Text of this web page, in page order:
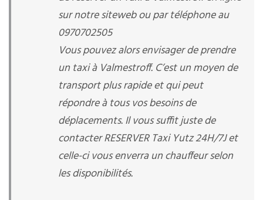
sur notre siteweb ou par téléphone au
0970702505
Vous pouvez alors envisager de prendre
un taxi à Valmestroff. C’est un moyen de
transport plus rapide et qui peut
répondre à tous vos besoins de
déplacements. Il vous suffit juste de
contacter RESERVER Taxi Yutz 24H/7J et
celle-ci vous enverra un chauffeur selon
les disponibilités.